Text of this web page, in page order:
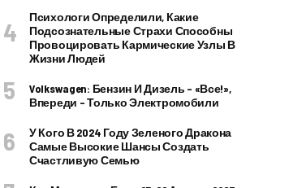
Психологи Определили, Какие
Подсознательные Страхи Способны
Провоцировать Кармические Узлы В
Жизни Людей
Volkswagen: Бензин И Дизель – «все!»,
Впереди – Только Электромобили
У Кого В 2024 Году Зеленого Дракона
Самые Высокие Шансы Создать
Счастливую Семью